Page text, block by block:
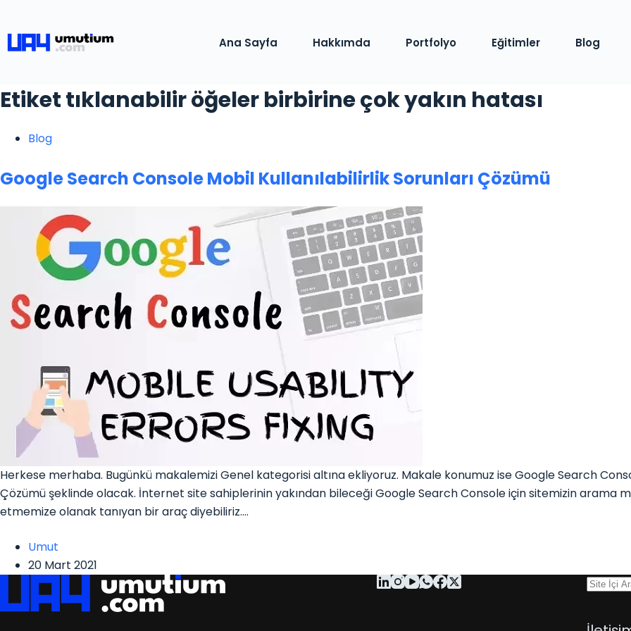
Ana Sayfa Hakkımda Portfolyo Eğitimler Blog
Etikettıklanabilir öğeler birbirine çok yakın hatası
Blog
Google Search Console Mobil Kullanılabilirlik Sorunları Çözümü
Herkese merhaba. Bugünkü makalemizi Genel kategorisi altına ekliyoruz. Makale konumuz ise Google Search
Çözümü şeklinde olacak. İnternet site sahiplerinin yakından bileceği Google Search Console için sitemizin arama
etmemize olanak tanıyan bir araç diyebiliriz.…
Umut
20 Mart 2021